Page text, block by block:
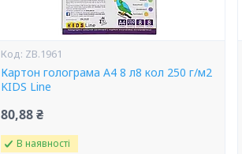
ZB.1961
Картон голограма А4 8 л8 кол 250 г/м2
KIDS Line
80,88 ₴
В наявності